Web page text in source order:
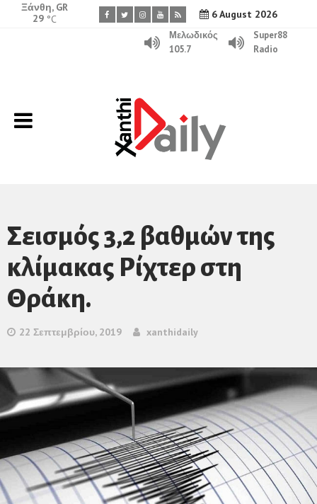
6 August 2026
Ξάνθη, GR
29 °C
Μελωδικός
105.7
Super88
Radio
Σεισμός 3,2 βαθμών της
κλίμακας Ρίχτερ στη
Θράκη.
22 Σεπτεμβρίου, 2019 xanthidaily